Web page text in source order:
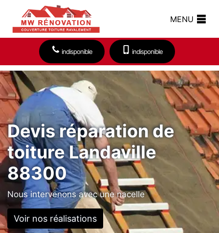
MENU
indisponible indisponible
Devis réparation de
toiture Landaville
88300
Nous intervenons avec une nacelle
Voir nos réalisations